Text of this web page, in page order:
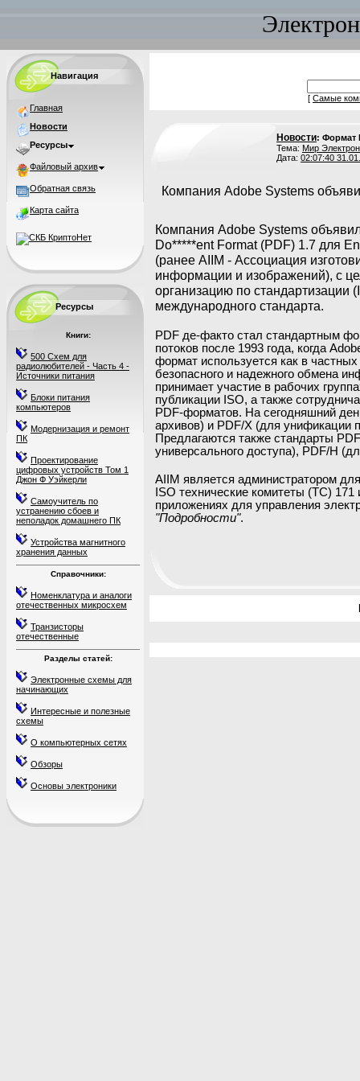
Навигация
Главная
Новости
Ресурсы
Файловый архив
Обратная связь
Карта сайта
Ресурсы
Книги:
500 Схем для
радиолюбителей - Часть 4 -
Источники питания
Блоки питания
компьютеров
Модернизация и ремонт
ПК
Проектирование
цифровых устройств Том 1
Джон Ф Уэйкерли
Самоучитель по
устранению сбоев и
неполадок домашнего ПК
Устройства магнитного
хранения данных
Справочники:
Номенклатура и аналоги
отечественных микросхем
Транзисторы
отечественные
Разделы статей:
Электронные схемы для
начинающих
Интересные и полезные
схемы
О компьютерных сетях
Обзоры
Основы электроники
[ Самые
Новости: Формат
Тема: Мир
Дата: 02:07:40
Компания Adobe Systems
Компания Adobe Systems
Do*****ent Format (PDF) 1.7 для
(ранее AIIM - Ассоциация
информации и изображений), с
организацию по стандартизации
международного стандарта.
PDF де-факто стал стандартным
потоков после 1993 года, когда
формат используется как в
безопасного и надежного обмена
принимает участие в рабочих
публикации ISO, а также
PDF-форматов. На сегодняшний
архивов) и PDF/X (для унификации
Предлагаются также стандарты
универсального доступа), PDF/H
AIIM является администратором
ISO технические комитеты (TC)
приложениях для управления
"Подробности".